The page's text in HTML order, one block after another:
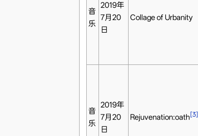
音
乐
2019年
7月20
日
Collage of Urbanity
音
乐
2019年
7月20
日
Rejuvenation:oath[3]